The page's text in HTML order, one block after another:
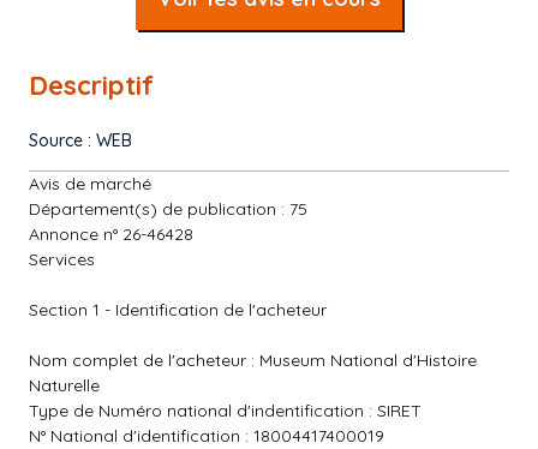
Descriptif
Source : WEB
Avis de marché
Département(s) de publication : 75
Annonce n° 26-46428
Services
Section 1 - Identification de l'acheteur
Nom complet de l'acheteur : Museum National d'Histoire
Naturelle
Type de Numéro national d'indentification : SIRET
N° National d'identification : 18004417400019